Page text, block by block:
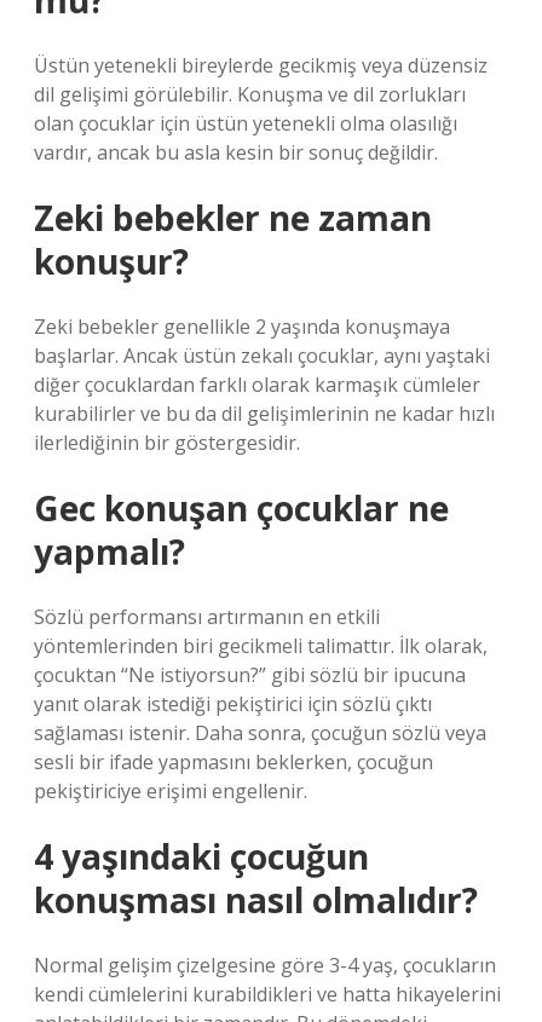
Üstün yetenekli bireylerde gecikmiş veya düzensiz
dil gelişimi görülebilir. Konuşma ve dil zorlukları
olan çocuklar için üstün yetenekli olma olasılığı
vardır, ancak bu asla kesin bir sonuç değildir.
Zeki bebekler ne zaman
konuşur?
Zeki bebekler genellikle 2 yaşında konuşmaya
başlarlar. Ancak üstün zekalı çocuklar, aynı yaştaki
diğer çocuklardan farklı olarak karmaşık cümleler
kurabilirler ve bu da dil gelişimlerinin ne kadar hızlı
ilerlediğinin bir göstergesidir.
Gec konuşan çocuklar ne
yapmalı?
Sözlü performansı artırmanın en etkili
yöntemlerinden biri gecikmeli talimattır. İlk olarak,
çocuktan “Ne istiyorsun?” gibi sözlü bir ipucuna
yanıt olarak istediği pekiştirici için sözlü çıktı
sağlaması istenir. Daha sonra, çocuğun sözlü veya
sesli bir ifade yapmasını beklerken, çocuğun
pekiştiriciye erişimi engellenir.
4 yaşındaki çocuğun
konuşması nasıl olmalıdır?
Normal gelişim çizelgesine göre 3-4 yaş, çocukların
kendi cümlelerini kurabildikleri ve hatta hikayelerini